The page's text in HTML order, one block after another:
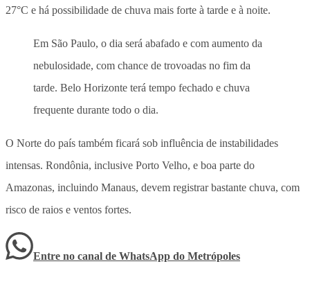
27°C e há possibilidade de chuva mais forte à tarde e à noite.
Em São Paulo, o dia será abafado e com aumento da
nebulosidade, com chance de trovoadas no fim da
tarde. Belo Horizonte terá tempo fechado e chuva
frequente durante todo o dia.
O Norte do país também ficará sob influência de instabilidades
intensas. Rondônia, inclusive Porto Velho, e boa parte do
Amazonas, incluindo Manaus, devem registrar bastante chuva, com
risco de raios e ventos fortes.
Entre no canal de WhatsApp do Metrópoles